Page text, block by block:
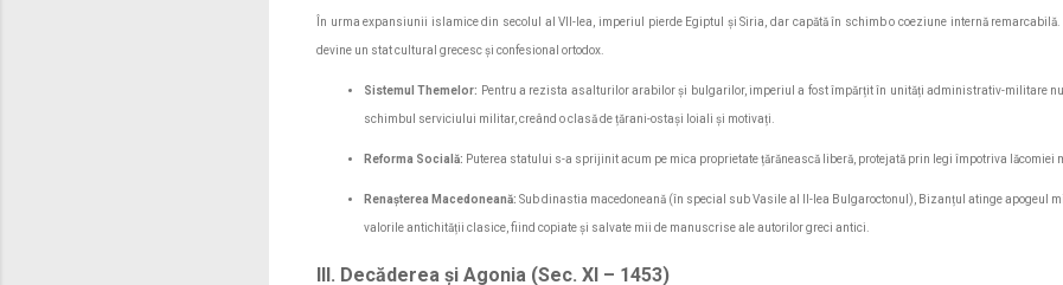
În urma expansiunii islamice din secolul al VII-lea, imperiul pierde Egiptul și Siria, dar capătă în schimb o coeziune internă
devine un stat cultural grecesc și confesional ortodox.
Sistemul Themelor: Pentru a rezista asalturilor arabilor și bulgarilor, imperiul a fost împărțit în unități administrativ-militare
schimbul serviciului militar, creând o clasă de țărani-ostași loiali și motivați.
Reforma Socială: Puterea statului s-a sprijinit acum pe mica proprietate țărănească liberă, protejată prin legi împotriva lăcomiei
Renașterea Macedoneană: Sub dinastia macedoneană (în special sub Vasile al II-lea Bulgaroctonul), Bizanțul atinge apogeul
valorile antichității clasice, fiind copiate și salvate mii de manuscrise ale autorilor greci antici.
III. Decăderea și Agonia (Sec. XI – 1453)